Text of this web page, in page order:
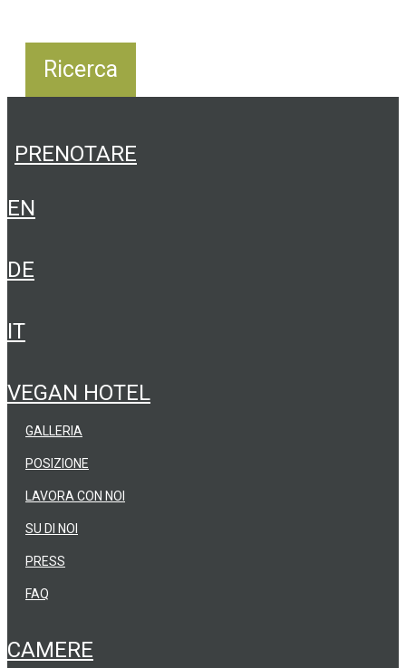
VEGAN HOTEL
SU DI NOI
PRESS
FAQ
GALLERIA
POSIZIONE
LAVORA CON NOI
CAMERE
PRENOTARE
EN
DE
IT